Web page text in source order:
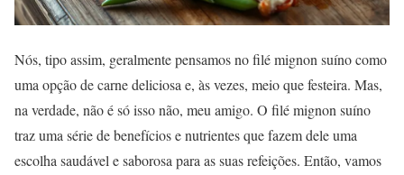
Nós, tipo assim, geralmente pensamos no filé mignon suíno como
uma opção de carne deliciosa e, às vezes, meio que festeira. Mas,
na verdade, não é só isso não, meu amigo. O filé mignon suíno
traz uma série de benefícios e nutrientes que fazem dele uma
escolha saudável e saborosa para as suas refeições. Então, vamos